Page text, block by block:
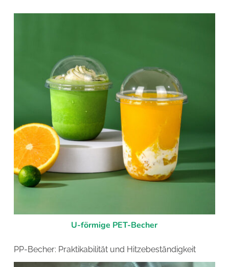
U-förmige PET-Becher
PP-Becher: Praktikabilität und Hitzebeständigkeit